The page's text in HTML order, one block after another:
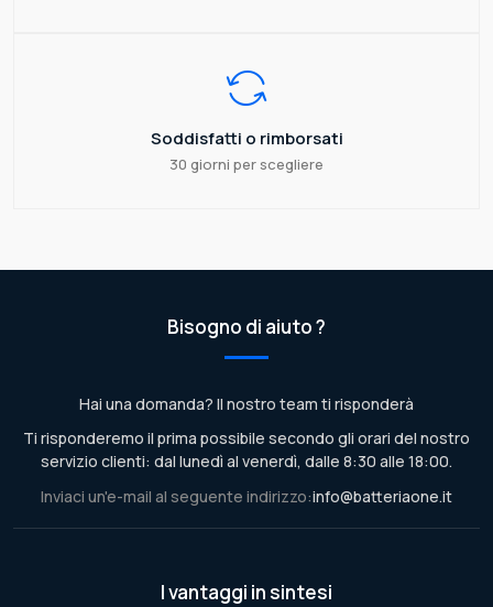
Soddisfatti o rimborsati
30 giorni per scegliere
Bisogno di aiuto ?
Hai una domanda? Il nostro team ti risponderà
Ti risponderemo il prima possibile secondo gli orari del nostro
servizio clienti: dal lunedì al venerdì, dalle 8:30 alle 18:00.
Inviaci un'e-mail al seguente indirizzo:info@batteriaone.it
I vantaggi in sintesi